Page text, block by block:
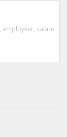
, employeur, salarié